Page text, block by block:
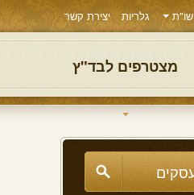
שו"ת גלריות יצירת קשר
מצטרפים לבד"ץ